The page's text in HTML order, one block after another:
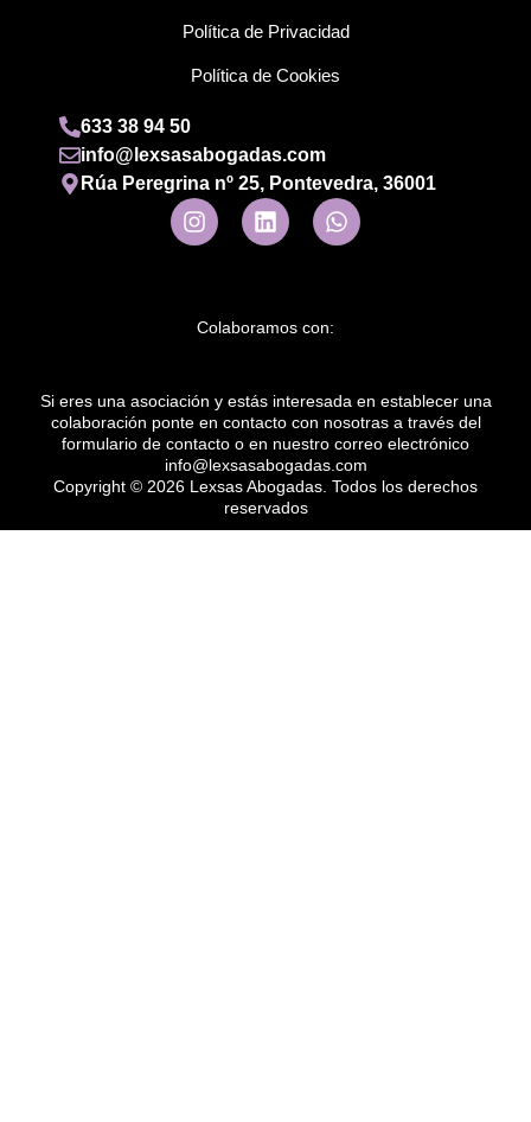
Política de Privacidad
Política de Cookies
633 38 94 50
info@lexsasabogadas.com
Rúa Peregrina nº 25, Pontevedra, 36001
Colaboramos con:
Si eres una asociación y estás interesada en establecer una
colaboración ponte en contacto con nosotras a través del
formulario de contacto o en nuestro correo electrónico
info@lexsasabogadas.com
Copyright © 2026 Lexsas Abogadas. Todos los derechos
reservados